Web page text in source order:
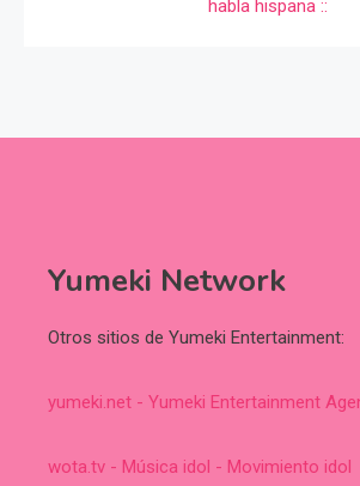
Yumeki Network
Otros sitios de Yumeki Entertainment:
yumeki.net - Yumeki Entertainment
wota.tv - Música idol - Movimiento idol